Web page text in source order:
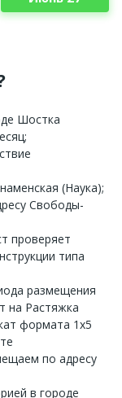
Шостка
(Наука);
Свободы-
проверяет
типа
размещения
на Растяжка
формата 1x5
по адресу
в городе